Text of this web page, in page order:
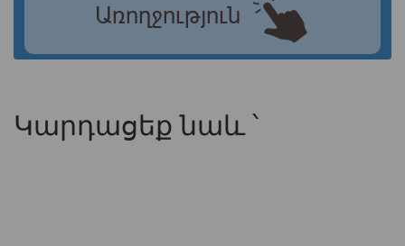
Առողջություն
Կարդացեք նաև ՝